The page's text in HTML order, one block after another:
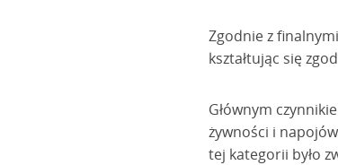
Zgodnie z
kształtując się
Głównym
żywności i
tej kategorii było